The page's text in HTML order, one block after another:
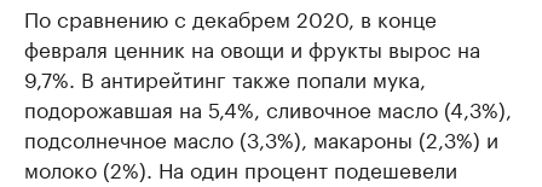
По сравнению с декабрем 2020, в конце
февраля ценник на овощи и фрукты вырос на
9,7%. В антирейтинг также попали мука,
подорожавшая на 5,4%, сливочное масло (4,3%),
подсолнечное масло (3,3%), макароны (2,3%) и
молоко (2%). На один процент подешевели